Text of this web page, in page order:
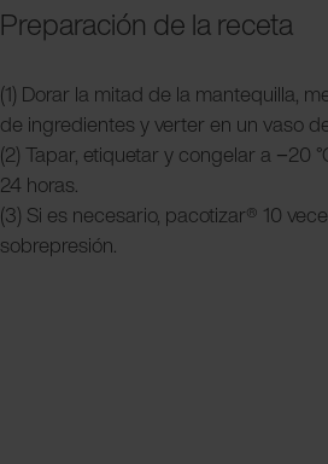
Preparación de la receta
(1) Dorar la mitad de la mantequilla,
de ingredientes y verter en un vaso
(2) Tapar, etiquetar y congelar a −20
24 horas.
(3) Si es necesario, pacotizar® 10
sobrepresión.